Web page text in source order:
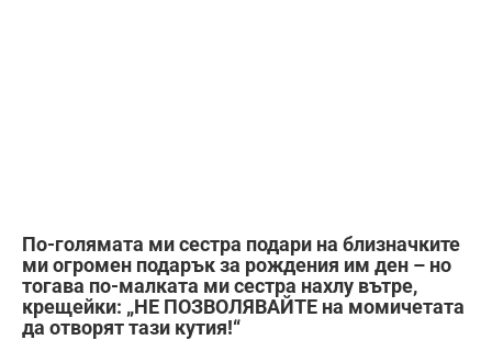
По-голямата ми сестра подари на близначките
ми огромен подарък за рождения им ден – но
тогава по-малката ми сестра нахлу вътре,
крещейки: „НЕ ПОЗВОЛЯВАЙТЕ на момичетата
да отворят тази кутия!“